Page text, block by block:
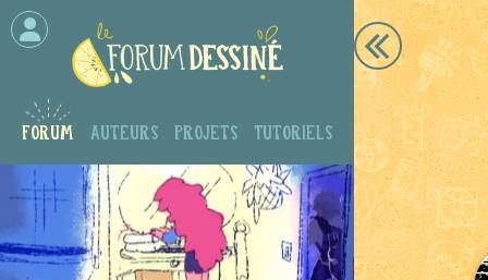
Forum Auteurs Projets Tutoriels